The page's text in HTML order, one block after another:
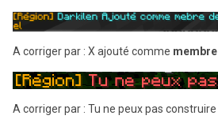
A corriger par : X ajouté comme membre
A corriger par : Tu ne peux pas construire